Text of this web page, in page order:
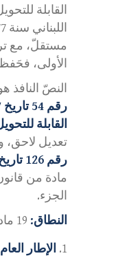
القابلة
مستقلّ، مع
الأولى،
النصّ النافذ
القابلة
تعديل لاحق،
رقم 126 تاريخ 29/3/2019
مادة من
الجزء.
النطاق:
الإطار العام